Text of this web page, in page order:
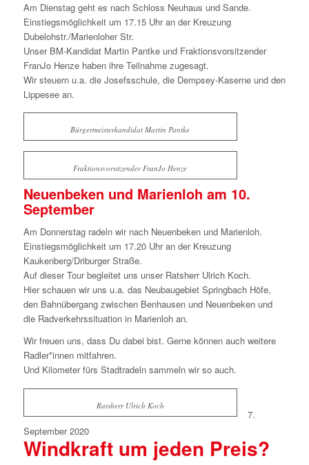
Am Dienstag geht es nach Schloss Neuhaus und Sande.
Einstiegsmöglichkeit um 17.15 Uhr an der Kreuzung
Dubelohstr./Marienloher Str.
Unser BM-Kandidat Martin Pantke und Fraktionsvorsitzender
FranJo Henze haben ihre Teilnahme zugesagt.
Wir steuern u.a. die Josefsschule, die Dempsey-Kaserne und den
Lippesee an.
Bürgermeisterkandidat Martin Pantke
Fraktionsvorsitzender FranJo Henze
Neuenbeken und Marienloh am 10.
September
Am Donnerstag radeln wir nach Neuenbeken und Marienloh.
Einstiegsmöglichkeit um 17.20 Uhr an der Kreuzung
Kaukenberg/Driburger Straße.
Auf dieser Tour begleitet uns unser Ratsherr Ulrich Koch.
Hier schauen wir uns u.a. das Neubaugebiet Springbach Höfe,
den Bahnübergang zwischen Benhausen und Neuenbeken und
die Radverkehrssituation in Marienloh an.
Wir freuen uns, dass Du dabei bist. Gerne können auch weitere
Radler*innen mitfahren.
Und Kilometer fürs Stadtradeln sammeln wir so auch.
Ratsherr Ulrich Koch
7.
September 2020
Windkraft um jeden Preis?